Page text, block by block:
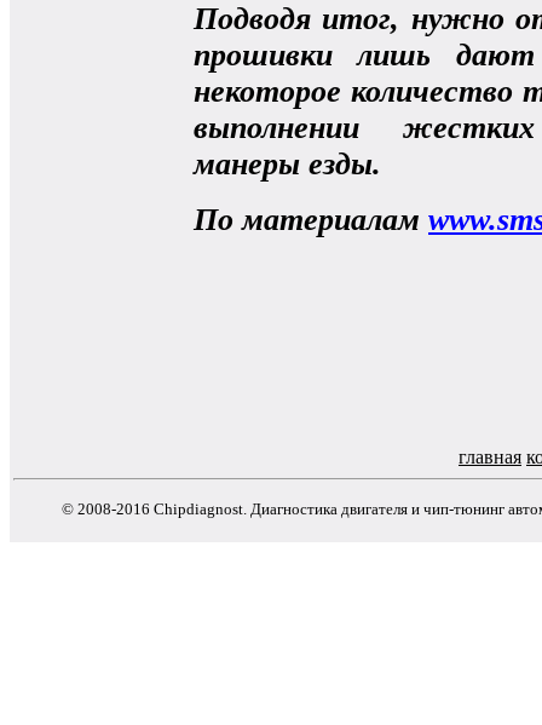
Подводя итог, нужно
прошивки лишь дают
некоторое количество
выполнении
манеры езды.
По материалам
главная
© 2008-2016 Chipdiagnost. Диагностика двигателя и чип-тюнинг